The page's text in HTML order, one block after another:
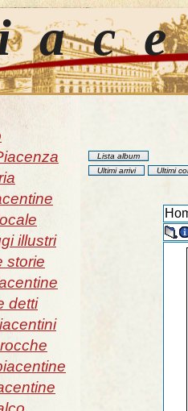
illustri
storie
detti
Lista album
Ultimi arrivi
Ultimi